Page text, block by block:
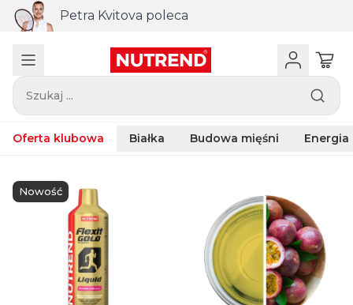
Petra Kvitova poleca
Szukaj ...
Oferta klubowa Białka Budowa mięśni Energia
Nowość